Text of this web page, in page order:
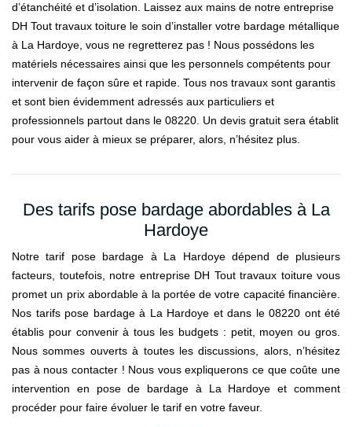
d’étanchéité et d’isolation. Laissez aux mains de notre entreprise
DH Tout travaux toiture le soin d’installer votre bardage métallique
à La Hardoye, vous ne regretterez pas ! Nous possédons les
matériels nécessaires ainsi que les personnels compétents pour
intervenir de façon sûre et rapide. Tous nos travaux sont garantis
et sont bien évidemment adressés aux particuliers et
professionnels partout dans le 08220. Un devis gratuit sera établit
pour vous aider à mieux se préparer, alors, n’hésitez plus.
Des tarifs pose bardage abordables à La
Hardoye
Notre tarif pose bardage à La Hardoye dépend de plusieurs
facteurs, toutefois, notre entreprise DH Tout travaux toiture vous
promet un prix abordable à la portée de votre capacité financière.
Nos tarifs pose bardage à La Hardoye et dans le 08220 ont été
établis pour convenir à tous les budgets : petit, moyen ou gros.
Nous sommes ouverts à toutes les discussions, alors, n’hésitez
pas à nous contacter ! Nous vous expliquerons ce que coûte une
intervention en pose de bardage à La Hardoye et comment
procéder pour faire évoluer le tarif en votre faveur.